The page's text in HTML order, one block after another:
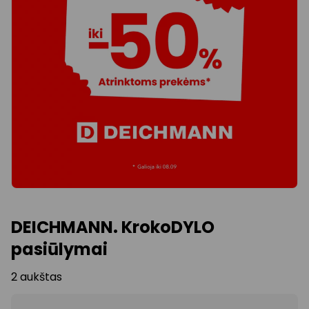
DEICHMANN. KrokoDYLO
pasiūlymai
2 aukštas